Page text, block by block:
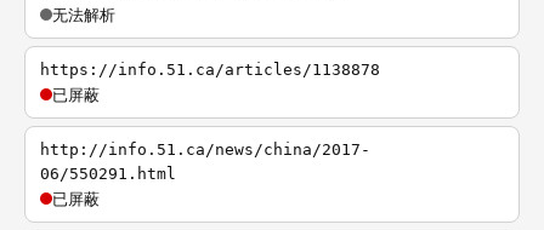
无法解析
https://info.51.ca/articles/1138878
已屏蔽
http://info.51.ca/news/china/2017-
06/550291.html
已屏蔽